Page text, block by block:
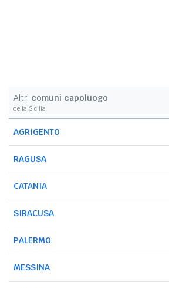
Altri comuni capoluogo
della Sicilia
AGRIGENTO
RAGUSA
CATANIA
SIRACUSA
PALERMO
MESSINA